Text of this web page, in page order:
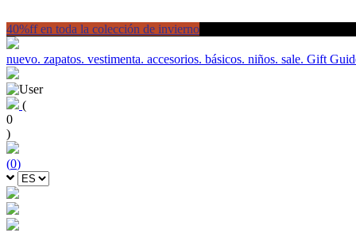
40%ff en toda la colección de invierno
nuevo. zapatos. vestimenta. accesorios. básicos. niños. sale. Gift
(
0
)
(0)